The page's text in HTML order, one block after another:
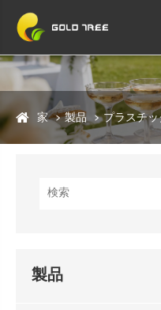
家 製品 プラスチ
製品